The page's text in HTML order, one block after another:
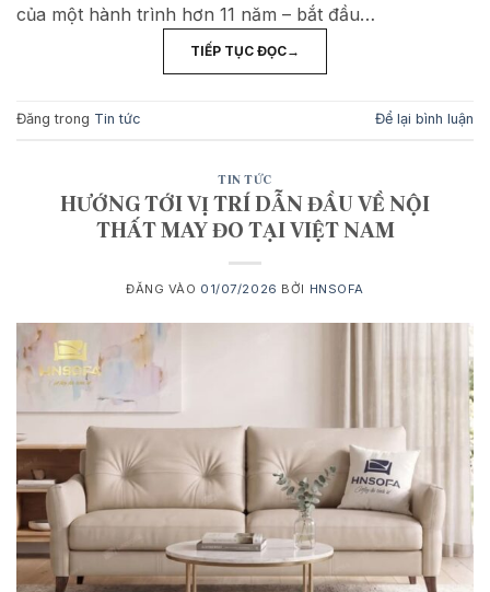
của một hành trình hơn 11 năm – bắt đầu…
TIẾP TỤC ĐỌC→
Đăng trong Tin tức Để lại bình luận
TIN TỨC
HƯỚNG TỚI VỊ TRÍ DẪN ĐẦU VỀ NỘI
THẤT MAY ĐO TẠI VIỆT NAM
ĐĂNG VÀO 01/07/2026 BỞI HNSOFA